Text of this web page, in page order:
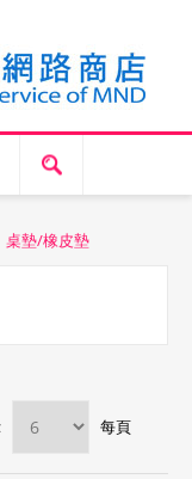
桌墊/橡皮墊
每頁